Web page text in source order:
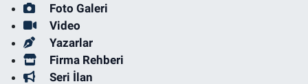
Foto Galeri
Video
Yazarlar
Firma Rehberi
Seri İlan